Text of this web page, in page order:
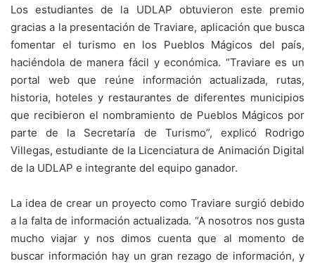
Los estudiantes de la UDLAP obtuvieron este premio
gracias a la presentación de Traviare, aplicación que busca
fomentar el turismo en los Pueblos Mágicos del país,
haciéndola de manera fácil y económica. “Traviare es un
portal web que reúne información actualizada, rutas,
historia, hoteles y restaurantes de diferentes municipios
que recibieron el nombramiento de Pueblos Mágicos por
parte de la Secretaría de Turismo”, explicó Rodrigo
Villegas, estudiante de la Licenciatura de Animación Digital
de la UDLAP e integrante del equipo ganador.
La idea de crear un proyecto como Traviare surgió debido
a la falta de información actualizada. “A nosotros nos gusta
mucho viajar y nos dimos cuenta que al momento de
buscar información hay un gran rezago de información, y